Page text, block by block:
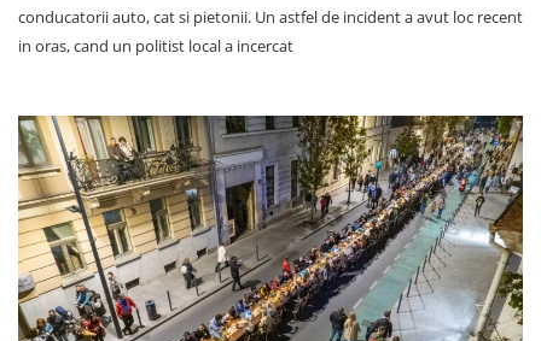
conducatorii auto, cat si pietonii. Un astfel de incident a avut loc recent
in oras, cand un politist local a incercat